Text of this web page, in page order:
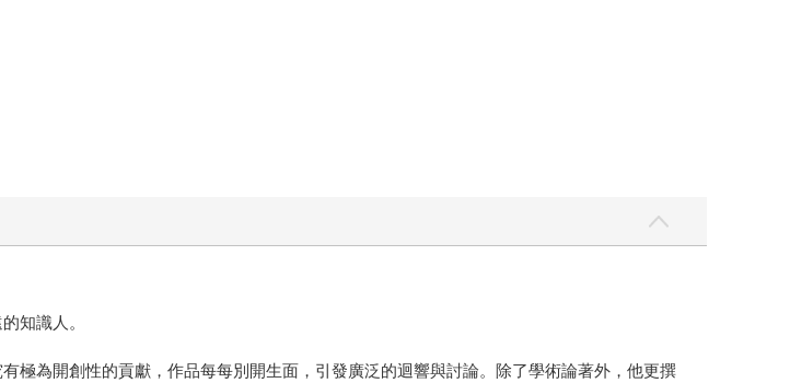
知識人。
極為開創性的貢獻，作品每每別開生面，引發廣泛的迴響與討論。除了學術論著外，他更撰